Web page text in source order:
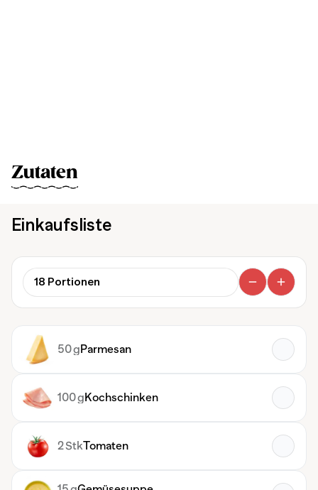
Zutaten